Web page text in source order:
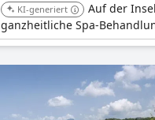
KI-generiert
Auf der
ganzheitliche Spa-